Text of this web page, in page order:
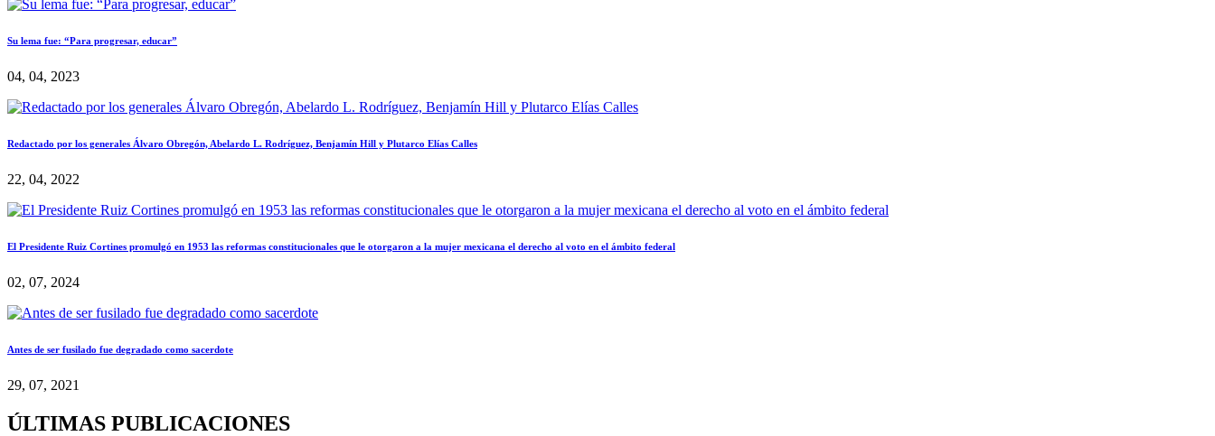
Su lema fue: “Para progresar, educar”
04, 04, 2023
Redactado por los generales Álvaro Obregón, Abelardo L. Rodríguez, Benjamín Hill y Plutarco Elías Calles
22, 04, 2022
El Presidente Ruiz Cortines promulgó en 1953 las reformas constitucionales que le otorgaron a la mujer mexicana el derecho al voto en el ámbito federal
02, 07, 2024
Antes de ser fusilado fue degradado como sacerdote
29, 07, 2021
ÚLTIMAS PUBLICACIONES